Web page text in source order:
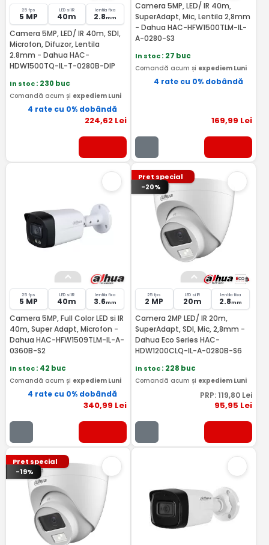
25 fps
5 MP
LED si IR
40m
lentila fixa
2.8mm
Camera 5MP, LED/ IR 40m, SDI,
Microfon, Difuzor, Lentila
2.8mm - Dahua HAC-
HDW1500TQ-IL-T-0280B-DIP
In stoc: 230 buc
Comandă acum și expediem Luni
4 rate cu 0% dobândă
224,62Lei
Camera 5MP, LED/ IR 40m,
SuperAdapt, Mic, Lentila 2,8mm
- Dahua HAC-HFW1500TLM-IL-
A-0280-S3
In stoc: 27 buc
Comandă acum și expediem Luni
4 rate cu 0% dobândă
169,99 Lei
25 fps
5 MP
LED si IR
40m
lentila fixa
3.6mm
Camera 5MP, Full Color LED si IR
40m, Super Adapt, Microfon -
Dahua HAC-HFW1509TLM-IL-A-
0360B-S2
In stoc: 42 buc
Comandă acum și expediem Luni
4 rate cu 0% dobândă
340,99 Lei
Pret special
-20%
25 fps
2 MP
LED si IR
20m
lentila fixa
2.8mm
Camera 2MP LED/ IR 20m,
SuperAdapt, SDI, Mic, 2,8mm -
Dahua Eco Series HAC-
HDW1200CLQ-IL-A-0280B-S6
In stoc: 228 buc
Comandă acum și expediem Luni
PRP: 119,80 Lei
95,95 Lei
Pret special
-19%